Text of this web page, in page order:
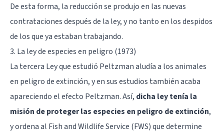
De esta forma, la reducción se produjo en las nuevas
contrataciones después de la ley, y no tanto en los despidos
de los que ya estaban trabajando.
3. La ley de especies en peligro (1973)
La tercera Ley que estudió Peltzman aludía a los animales
en peligro de extinción, y en sus estudios también acaba
apareciendo el efecto Peltzman. Así, dicha ley tenía la
misión de proteger las especies en peligro de extinción,
y ordena al Fish and Wildlife Service (FWS) que determine